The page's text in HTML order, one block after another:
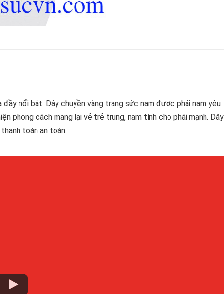
nổi bật. Dây chuyền vàng trang sức nam được phái nam yêu
phong cách mang lại vẻ trẻ trung, nam tính cho phái mạnh. Dây
toán an toàn.